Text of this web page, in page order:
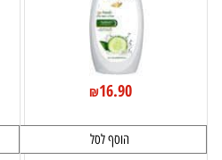
₪16.90
הוסף לסל